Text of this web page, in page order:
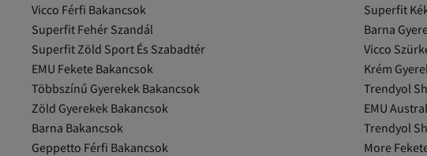
Vicco Férfi Bakancsok
Superfit
Superfit Fehér Szandál
Barna
Superfit Zöld Sport És Szabadtér
Vicco
EMU Fekete Bakancsok
Krém
Többszínű Gyerekek Bakancsok
Trendyol
Zöld Gyerekek Bakancsok
EMU
Barna Bakancsok
Trendyol
Geppetto Férfi Bakancsok
More